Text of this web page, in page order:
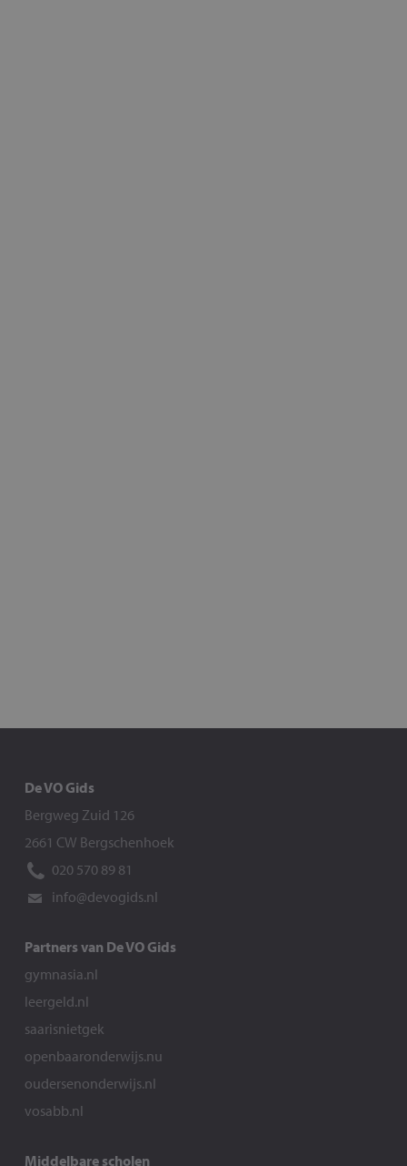
De VO Gids
Bergweg Zuid 126
2661 CW Bergschenhoek
020 570 89 81
info@devogids.nl
Partners van De VO Gids
gymnasia.nl
leergeld.nl
saarisnietgek
openbaaronderwijs.nu
oudersenonderwijs.nl
vosabb.nl
Middelbare scholen